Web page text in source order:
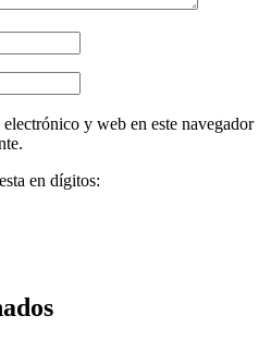
y web en este navegador
en dígitos: